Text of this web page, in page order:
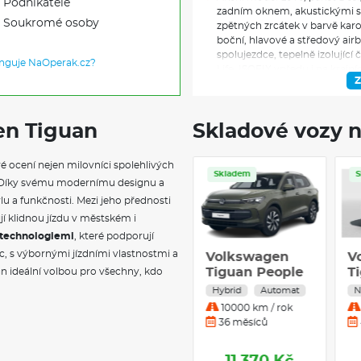
Podnikatele
Soukromé osoby
NaOperak.cz?
zadním oknem, akustickými
zpětných zrcátek v barvě
boční, hlavové a středový
spolujezdce, tepelně izolující
výškovým nastavením a
bezpečnostní pásy s
zrcátko s automatickou
loketní opěrkou, držáky
sklopné opěradlo
adaptivní tempomat ACC s
asistencí pro jízdu v
a záložní houkačkou,
asistent rozjezdu do kopce,
systémem SAFELOCK,
elektromechanická
Alert, Keyless Start, Lane
světlomety s LED denním
funkcemi Coming Home a
multifunkční volič jízdních
Tiguan
ocení nejen milovníci spolehlivých
svému modernímu designu a
a funkčnosti. Mezi jeho přednosti
klidnou jízdu v městském i
, které podporují
s výbornými jízdními vlastnostmi a
ideální volbou pro všechny, kdo
Skladové vozy
Skladem
Volkswagen
Tiguan People
2,0 TDI
Nafta Automat
10000 km / rok
36 měsíců